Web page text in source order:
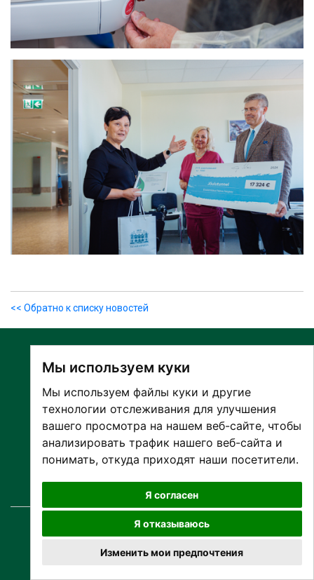
Мы используем куки
Мы используем файлы куки и другие
технологии отслеживания для улучшения
вашего просмотра на нашем веб-сайте, чтобы
анализировать трафик нашего веб-сайта и
понимать, откуда приходят наши посетители.
Я согласен
Я отказываюсь
Изменить мои предпочтения
<< Обратно к списку новостей
О БОЛЬНИЦЕ
ПАЦИЕНТАМ И ПОСЕТИТЕЛЯМ
ПАРТНЕРУ ПО СОТРУДНИЧЕСТВУ
© Copyright2026 SA Narva Haigla
Все права защищены.